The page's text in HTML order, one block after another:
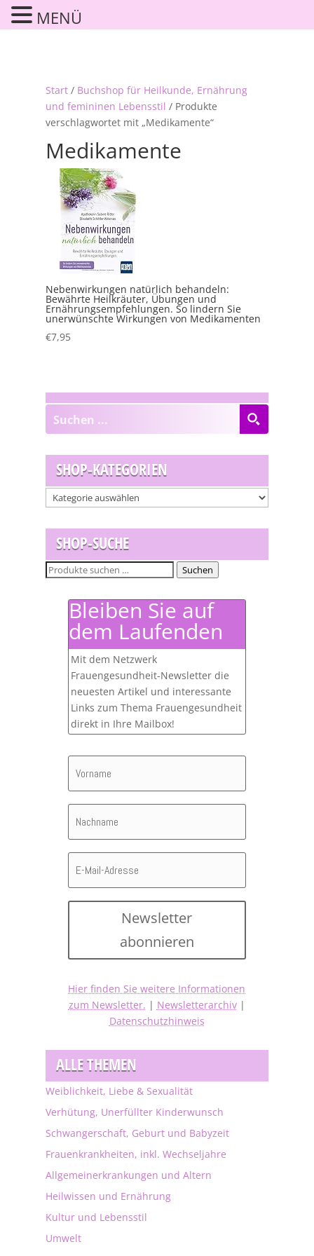
Start/ Buchshop für Heilkunde, Ernährung
und femininen Lebensstil / Produkte
verschlagwortet mit „Medikamente“
Medikamente
Nebenwirkungen natürlich behandeln:
Bewährte Heilkräuter, Übungen und
Ernährungsempfehlungen. So lindern Sie
unerwünschte Wirkungen von Medikamenten
€7,95
SHOP-KATEGORIEN
SHOP-SUCHE
Suchen
Suchen
Bleiben Sie auf
dem Laufenden
Mit dem Netzwerk
Frauengesundheit-Newsletter die
neuesten Artikel und interessante
Links zum Thema Frauengesundheit
direkt in Ihre Mailbox!
Newsletter
abonnieren
Hier finden Sie weitere Informationen
zum Newsletter. | Newsletterarchiv|
Datenschutzhinweis
ALLE THEMEN
Weiblichkeit, Liebe & Sexualität
Verhütung, Unerfüllter Kinderwunsch
Schwangerschaft, Geburt und Babyzeit
Frauenkrankheiten, inkl. Wechseljahre
Allgemeinerkrankungen und Altern
Heilwissen und Ernährung
Kultur und Lebensstil
Umwelt
MENÜ